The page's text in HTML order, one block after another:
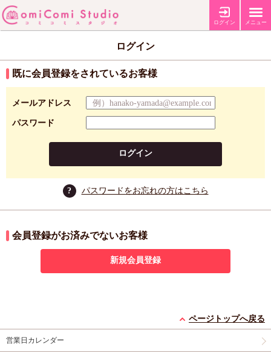
ログイン メニュー
ログイン
既に会員登録をされているお客様
メールアドレス
パスワード
ログイン
? パスワードをお忘れの方はこちら
会員登録がお済みでないお客様
新規会員登録
ページトップへ戻る
営業日カレンダー